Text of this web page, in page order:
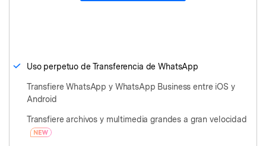
Uso perpetuo de Transferencia de WhatsApp
Transfiere WhatsApp y WhatsApp Business entre iOS y
Android
Transfiere archivos y multimedia grandes a gran velocidad